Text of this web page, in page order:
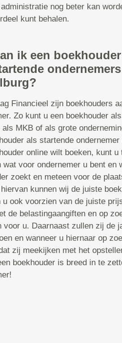
nog beter kan
kunt behalen.
ik een
Financieel zijn boekhouders
Zo kunt u een boekhouder
als MKB of als grote
als startende
online wilt boeken, kunt
wat voor ondernemer u bent en
zoekt en meteen voor de
kunnen wij de juiste
u ook voorzien van de juiste
de belastingaangiften en op
voor u. Daarnaast zullen zij de
en wanneer u hiernaar op
zij meekijken met het
boekhouder is breed in te